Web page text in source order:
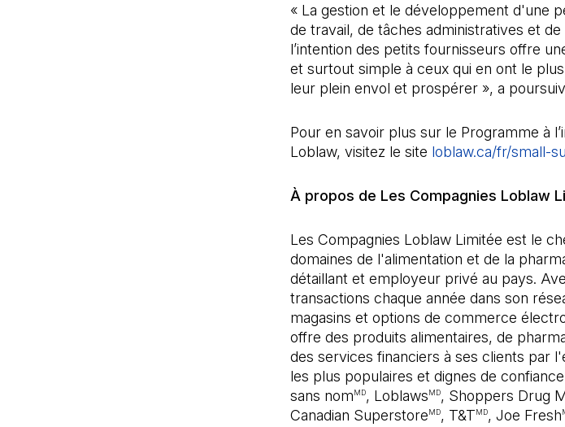
« La gestion et le développement d'une
de travail, de tâches administratives et
l’intention des petits fournisseurs offre
et surtout simple à ceux qui en ont le
leur plein envol et prospérer », a
Pour en savoir plus sur le Programme à
Loblaw, visitez le site loblaw.ca/fr/small-
À propos de Les Compagnies Loblaw
Les Compagnies Loblaw Limitée est le
domaines de l'alimentation et de la
détaillant et employeur privé au pays.
transactions chaque année dans son
magasins et options de commerce
offre des produits alimentaires, de
des services financiers à ses clients par
les plus populaires et dignes de
sans nomMD, LoblawsMD, Shoppers Drug
Canadian SuperstoreMD, T&TMD, Joe Fresh